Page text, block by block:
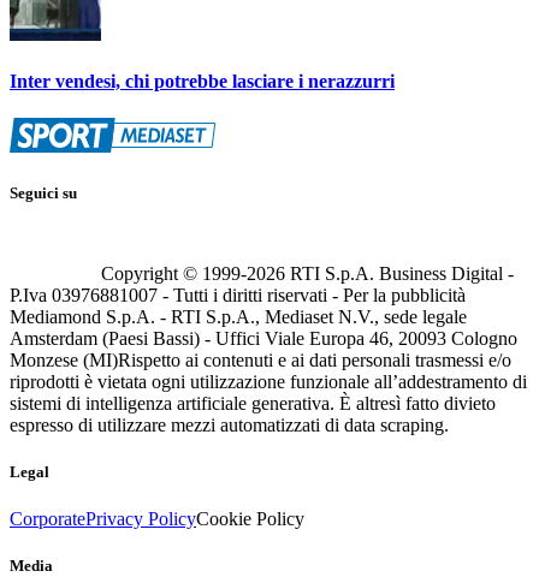
Inter vendesi, chi potrebbe lasciare i nerazzurri
Seguici su
Copyright © 1999-2026 RTI S.p.A. Business Digital -
P.Iva 03976881007 - Tutti i diritti riservati - Per la pubblicità
Mediamond S.p.A. - RTI S.p.A., Mediaset N.V., sede legale
Amsterdam (Paesi Bassi) - Uffici Viale Europa 46, 20093 Cologno
Monzese (MI)Rispetto ai contenuti e ai dati personali trasmessi e/o
riprodotti è vietata ogni utilizzazione funzionale all’addestramento di
sistemi di intelligenza artificiale generativa. È altresì fatto divieto
espresso di utilizzare mezzi automatizzati di data scraping.
Legal
CorporatePrivacy PolicyCookie Policy
Media